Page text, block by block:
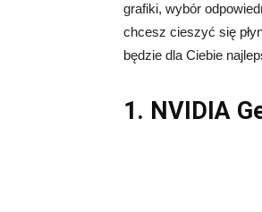
grafiki, wybór
chcesz cieszyć się
będzie dla Ciebie
1. NVIDIA